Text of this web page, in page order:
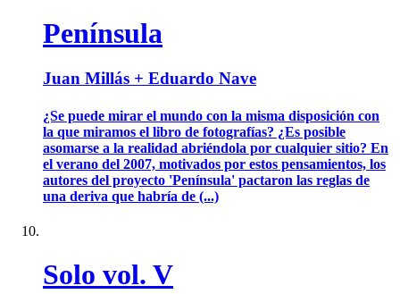
Península
Juan Millás + Eduardo Nave
¿Se puede mirar el mundo con la misma disposición con
la que miramos el libro de fotografías? ¿Es posible
asomarse a la realidad abriéndola por cualquier sitio? En
el verano del 2007, motivados por estos pensamientos, los
autores del proyecto 'Península' pactaron las reglas de
una deriva que habría de (...)
Solo vol. V